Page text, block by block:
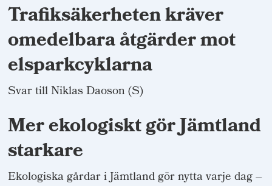
Trafiksäkerheten kräver
omedelbara åtgärder mot
elsparkcyklarna
Svar till Niklas Daoson (S)
Mer ekologiskt gör Jämtland
starkare
Ekologiska gårdar i Jämtland gör nytta varje dag –